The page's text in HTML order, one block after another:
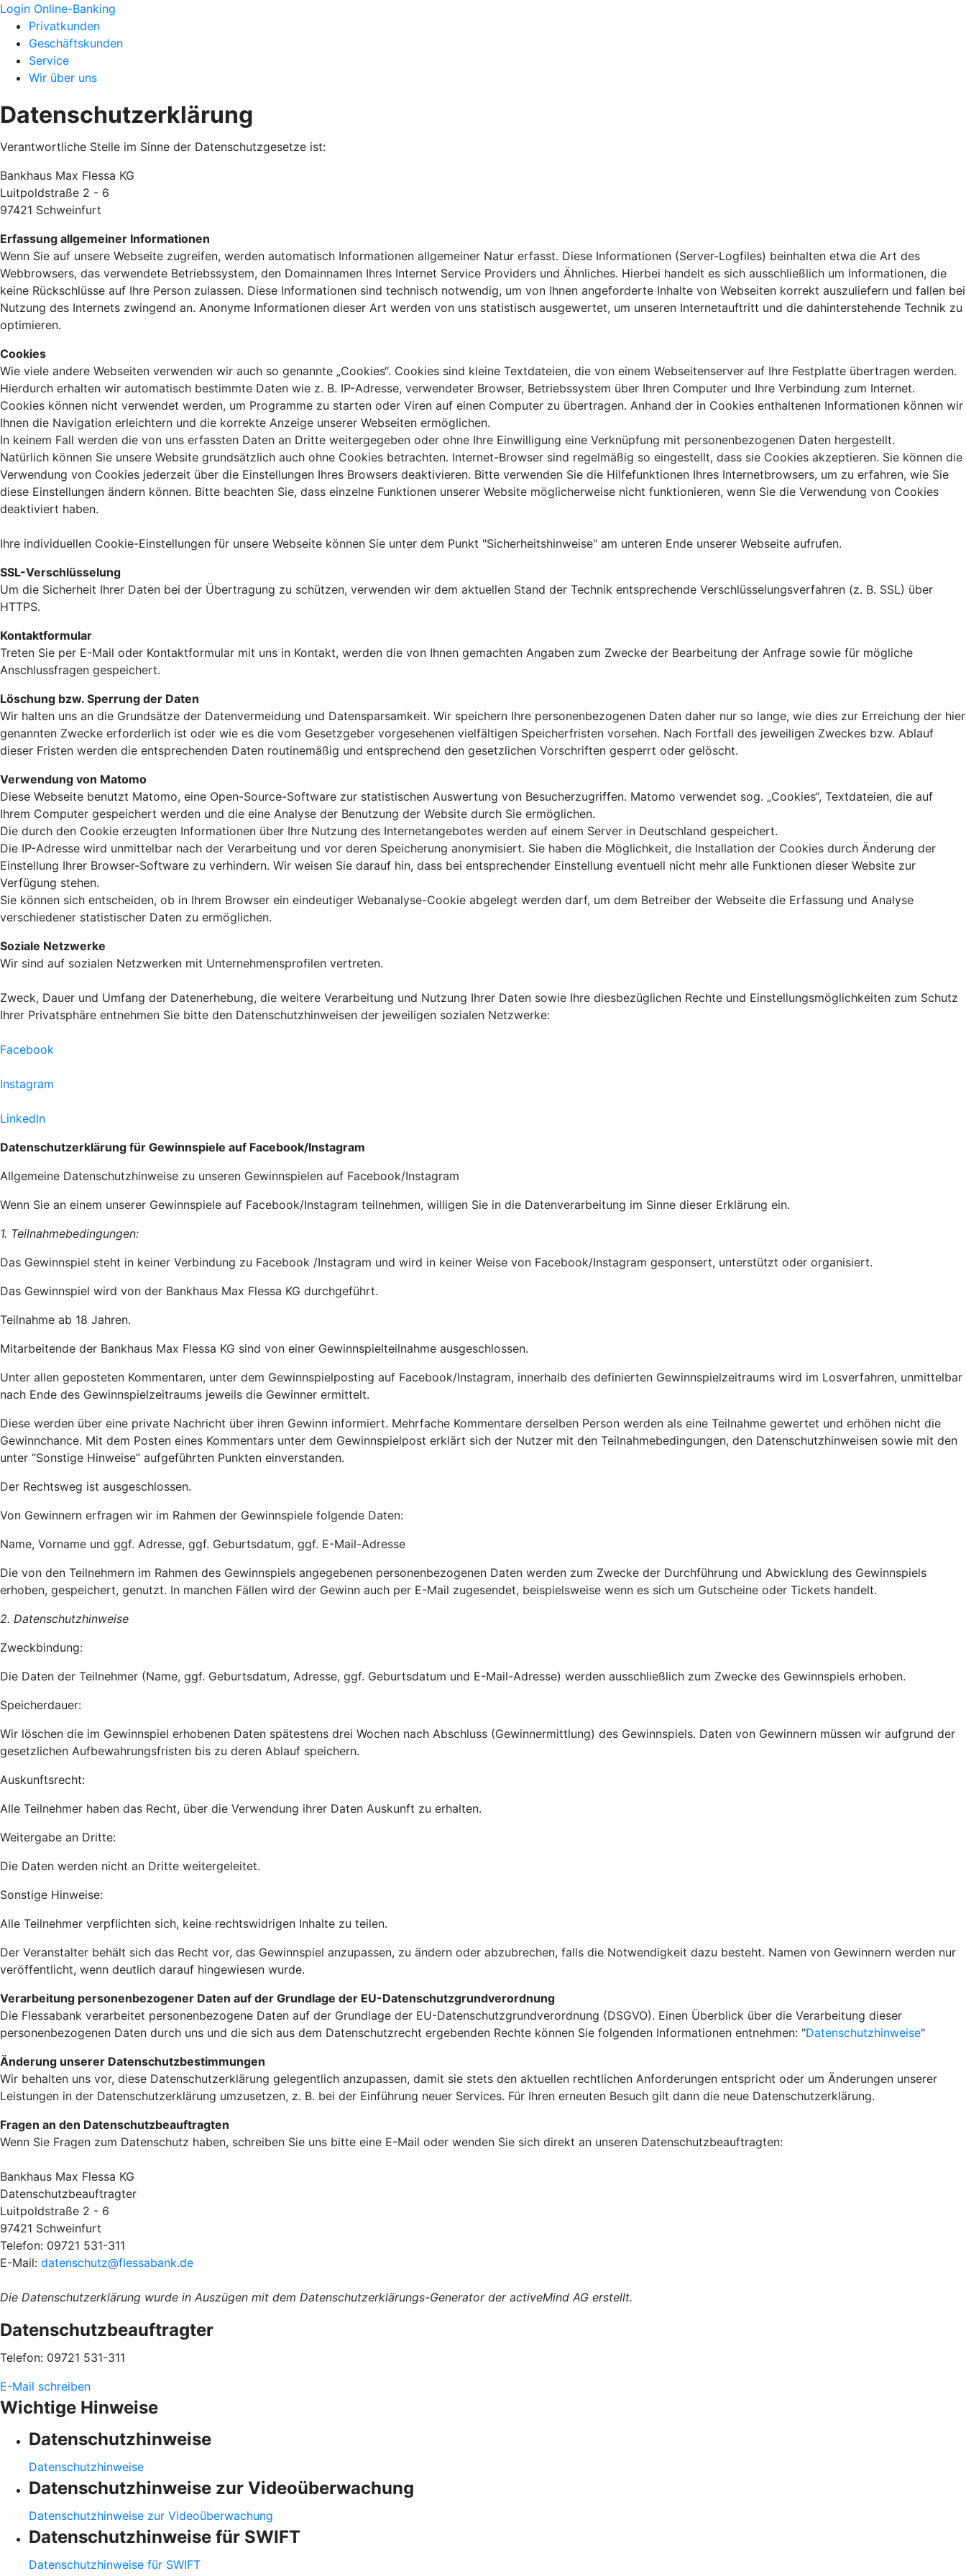
Login Online-Banking
Privatkunden
Geschäftskunden
Service
Wir über uns
Datenschutzerklärung
Verantwortliche Stelle im Sinne der Datenschutzgesetze ist:
Bankhaus Max Flessa KG
Luitpoldstraße 2 - 6
97421 Schweinfurt
Erfassung allgemeiner Informationen
Wenn Sie auf unsere Webseite zugreifen, werden automatisch Informationen allgemeiner Natur erfasst. Diese Informationen (Server-Logfiles) beinhalten etwa die Art des
Webbrowsers, das verwendete Betriebssystem, den Domainnamen Ihres Internet Service Providers und Ähnliches. Hierbei handelt es sich ausschließlich um Informationen, die
keine Rückschlüsse auf Ihre Person zulassen. Diese Informationen sind technisch notwendig, um von Ihnen angeforderte Inhalte von Webseiten korrekt auszuliefern und fallen bei
Nutzung des Internets zwingend an. Anonyme Informationen dieser Art werden von uns statistisch ausgewertet, um unseren Internetauftritt und die dahinterstehende Technik zu
optimieren.
Cookies
Wie viele andere Webseiten verwenden wir auch so genannte „Cookies“. Cookies sind kleine Textdateien, die von einem Webseitenserver auf Ihre Festplatte übertragen werden.
Hierdurch erhalten wir automatisch bestimmte Daten wie z. B. IP-Adresse, verwendeter Browser, Betriebssystem über Ihren Computer und Ihre Verbindung zum Internet.
Cookies können nicht verwendet werden, um Programme zu starten oder Viren auf einen Computer zu übertragen. Anhand der in Cookies enthaltenen Informationen können wir
Ihnen die Navigation erleichtern und die korrekte Anzeige unserer Webseiten ermöglichen.
In keinem Fall werden die von uns erfassten Daten an Dritte weitergegeben oder ohne Ihre Einwilligung eine Verknüpfung mit personenbezogenen Daten hergestellt.
Natürlich können Sie unsere Website grundsätzlich auch ohne Cookies betrachten. Internet-Browser sind regelmäßig so eingestellt, dass sie Cookies akzeptieren. Sie können die
Verwendung von Cookies jederzeit über die Einstellungen Ihres Browsers deaktivieren. Bitte verwenden Sie die Hilfefunktionen Ihres Internetbrowsers, um zu erfahren, wie Sie
diese Einstellungen ändern können. Bitte beachten Sie, dass einzelne Funktionen unserer Website möglicherweise nicht funktionieren, wenn Sie die Verwendung von Cookies
deaktiviert haben.
Ihre individuellen Cookie-Einstellungen für unsere Webseite können Sie unter dem Punkt "Sicherheitshinweise" am unteren Ende unserer Webseite aufrufen.
SSL-Verschlüsselung
Um die Sicherheit Ihrer Daten bei der Übertragung zu schützen, verwenden wir dem aktuellen Stand der Technik entsprechende Verschlüsselungsverfahren (z. B. SSL) über
HTTPS.
Kontaktformular
Treten Sie per E-Mail oder Kontaktformular mit uns in Kontakt, werden die von Ihnen gemachten Angaben zum Zwecke der Bearbeitung der Anfrage sowie für mögliche
Anschlussfragen gespeichert.
Löschung bzw. Sperrung der Daten
Wir halten uns an die Grundsätze der Datenvermeidung und Datensparsamkeit. Wir speichern Ihre personenbezogenen Daten daher nur so lange, wie dies zur Erreichung der hier
genannten Zwecke erforderlich ist oder wie es die vom Gesetzgeber vorgesehenen vielfältigen Speicherfristen vorsehen. Nach Fortfall des jeweiligen Zweckes bzw. Ablauf
dieser Fristen werden die entsprechenden Daten routinemäßig und entsprechend den gesetzlichen Vorschriften gesperrt oder gelöscht.
Verwendung von Matomo
Diese Webseite benutzt Matomo, eine Open-Source-Software zur statistischen Auswertung von Besucherzugriffen. Matomo verwendet sog. „Cookies“, Textdateien, die auf
Ihrem Computer gespeichert werden und die eine Analyse der Benutzung der Website durch Sie ermöglichen.
Die durch den Cookie erzeugten Informationen über Ihre Nutzung des Internetangebotes werden auf einem Server in Deutschland gespeichert.
Die IP-Adresse wird unmittelbar nach der Verarbeitung und vor deren Speicherung anonymisiert. Sie haben die Möglichkeit, die Installation der Cookies durch Änderung der
Einstellung Ihrer Browser-Software zu verhindern. Wir weisen Sie darauf hin, dass bei entsprechender Einstellung eventuell nicht mehr alle Funktionen dieser Website zur
Verfügung stehen.
Sie können sich entscheiden, ob in Ihrem Browser ein eindeutiger Webanalyse-Cookie abgelegt werden darf, um dem Betreiber der Webseite die Erfassung und Analyse
verschiedener statistischer Daten zu ermöglichen.
Soziale Netzwerke
Wir sind auf sozialen Netzwerken mit Unternehmensprofilen vertreten.
Zweck, Dauer und Umfang der Datenerhebung, die weitere Verarbeitung und Nutzung Ihrer Daten sowie Ihre diesbezüglichen Rechte und Einstellungsmöglichkeiten zum Schutz
Ihrer Privatsphäre entnehmen Sie bitte den Datenschutzhinweisen der jeweiligen sozialen Netzwerke:
Facebook
Instagram
LinkedIn
Datenschutzerklärung für Gewinnspiele auf Facebook/Instagram
Allgemeine Datenschutzhinweise zu unseren Gewinnspielen auf Facebook/Instagram
Wenn Sie an einem unserer Gewinnspiele auf Facebook/Instagram teilnehmen, willigen Sie in die Datenverarbeitung im Sinne dieser Erklärung ein.
1. Teilnahmebedingungen:
Das Gewinnspiel steht in keiner Verbindung zu Facebook /Instagram und wird in keiner Weise von Facebook/Instagram gesponsert, unterstützt oder organisiert.
Das Gewinnspiel wird von der Bankhaus Max Flessa KG durchgeführt.
Teilnahme ab 18 Jahren.
Mitarbeitende der Bankhaus Max Flessa KG sind von einer Gewinnspielteilnahme ausgeschlossen.
Unter allen geposteten Kommentaren, unter dem Gewinnspielposting auf Facebook/Instagram, innerhalb des definierten Gewinnspielzeitraums wird im Losverfahren, unmittelbar
nach Ende des Gewinnspielzeitraums jeweils die Gewinner ermittelt.
Diese werden über eine private Nachricht über ihren Gewinn informiert. Mehrfache Kommentare derselben Person werden als eine Teilnahme gewertet und erhöhen nicht die
Gewinnchance. Mit dem Posten eines Kommentars unter dem Gewinnspielpost erklärt sich der Nutzer mit den Teilnahmebedingungen, den Datenschutzhinweisen sowie mit den
unter “Sonstige Hinweise” aufgeführten Punkten einverstanden.
Der Rechtsweg ist ausgeschlossen.
Von Gewinnern erfragen wir im Rahmen der Gewinnspiele folgende Daten:
Name, Vorname und ggf. Adresse, ggf. Geburtsdatum, ggf. E-Mail-Adresse
Die von den Teilnehmern im Rahmen des Gewinnspiels angegebenen personenbezogenen Daten werden zum Zwecke der Durchführung und Abwicklung des Gewinnspiels
erhoben, gespeichert, genutzt. In manchen Fällen wird der Gewinn auch per E-Mail zugesendet, beispielsweise wenn es sich um Gutscheine oder Tickets handelt.
2. Datenschutzhinweise
Zweckbindung:
Die Daten der Teilnehmer (Name, ggf. Geburtsdatum, Adresse, ggf. Geburtsdatum und E-Mail-Adresse) werden ausschließlich zum Zwecke des Gewinnspiels erhoben.
Speicherdauer:
Wir löschen die im Gewinnspiel erhobenen Daten spätestens drei Wochen nach Abschluss (Gewinnermittlung) des Gewinnspiels. Daten von Gewinnern müssen wir aufgrund der
gesetzlichen Aufbewahrungsfristen bis zu deren Ablauf speichern.
Auskunftsrecht:
Alle Teilnehmer haben das Recht, über die Verwendung ihrer Daten Auskunft zu erhalten.
Weitergabe an Dritte:
Die Daten werden nicht an Dritte weitergeleitet.
Sonstige Hinweise:
Alle Teilnehmer verpflichten sich, keine rechtswidrigen Inhalte zu teilen.
Der Veranstalter behält sich das Recht vor, das Gewinnspiel anzupassen, zu ändern oder abzubrechen, falls die Notwendigkeit dazu besteht. Namen von Gewinnern werden nur
veröffentlicht, wenn deutlich darauf hingewiesen wurde.
Verarbeitung personenbezogener Daten auf der Grundlage der EU-Datenschutzgrundverordnung
Die Flessabank verarbeitet personenbezogene Daten auf der Grundlage der EU-Datenschutzgrundverordnung (DSGVO). Einen Überblick über die Verarbeitung dieser
personenbezogenen Daten durch uns und die sich aus dem Datenschutzrecht ergebenden Rechte können Sie folgenden Informationen entnehmen: "Datenschutzhinweise"
Änderung unserer Datenschutzbestimmungen
Wir behalten uns vor, diese Datenschutzerklärung gelegentlich anzupassen, damit sie stets den aktuellen rechtlichen Anforderungen entspricht oder um Änderungen unserer
Leistungen in der Datenschutzerklärung umzusetzen, z. B. bei der Einführung neuer Services. Für Ihren erneuten Besuch gilt dann die neue Datenschutzerklärung.
Fragen an den Datenschutzbeauftragten
Wenn Sie Fragen zum Datenschutz haben, schreiben Sie uns bitte eine E-Mail oder wenden Sie sich direkt an unseren Datenschutzbeauftragten:
Bankhaus Max Flessa KG
Datenschutzbeauftragter
Luitpoldstraße 2 - 6
97421 Schweinfurt
Telefon: 09721 531-311
E-Mail: datenschutz@flessabank.de
Die Datenschutzerklärung wurde in Auszügen mit dem Datenschutzerklärungs-Generator der activeMind AG erstellt.
Datenschutzbeauftragter
Telefon: 09721 531-311
E-Mail schreiben
Wichtige Hinweise
Datenschutzhinweise
Datenschutzhinweise
Datenschutzhinweise zur Videoüberwachung
Datenschutzhinweise zur Videoüberwachung
Datenschutzhinweise für SWIFT
Datenschutzhinweise für SWIFT